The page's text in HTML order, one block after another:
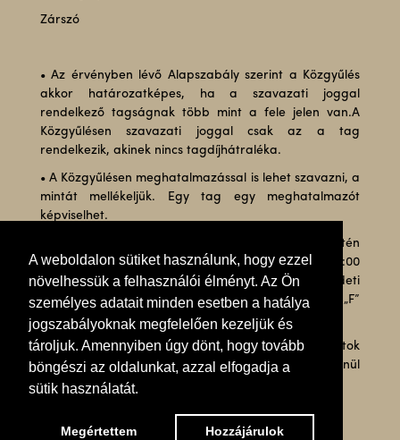
A weboldalon sütiket használunk, hogy ezzel
növelhessük a felhasználói élményt. Az Ön
személyes adatait minden esetben a hatálya
jogszabályoknak megfelelően kezeljük és
tároljuk. Amennyiben úgy dönt, hogy tovább
böngészi az oldalunkat, azzal elfogadja a
sütik használatát.
Megértettem Hozzájárulok
Zárszó
• Az érvényben lévő Alapszabály szerint a Közgyűlés
akkor határozatképes, ha a szavazati joggal
rendelkező tagságnak több mint a fele jelen van.A
Közgyűlésen szavazati joggal csak az a tag
rendelkezik, akinek nincs tagdíjhátraléka.
• A Közgyűlésen meghatalmazással is lehet szavazni, a
mintát mellékeljük. Egy tag egy meghatalmazót
képviselhet.
• A Közgyűlés határozatképtelensége esetén
megismételt Közgyűlés megtartására kerül sor 10:00
órakor az eredeti napirendi pontokkal az eredeti
közgyűlés helyszínén (Budapest I., Budavári Palota „F”
épület).
• A megismételt Közgyűlés az eredeti napirendi pontok
vonatkozásában a megjelentek számától függetlenül
határozatképes.